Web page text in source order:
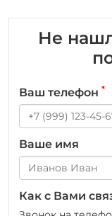
Не
Ваш телефон *
Ваше имя
Как с Вами